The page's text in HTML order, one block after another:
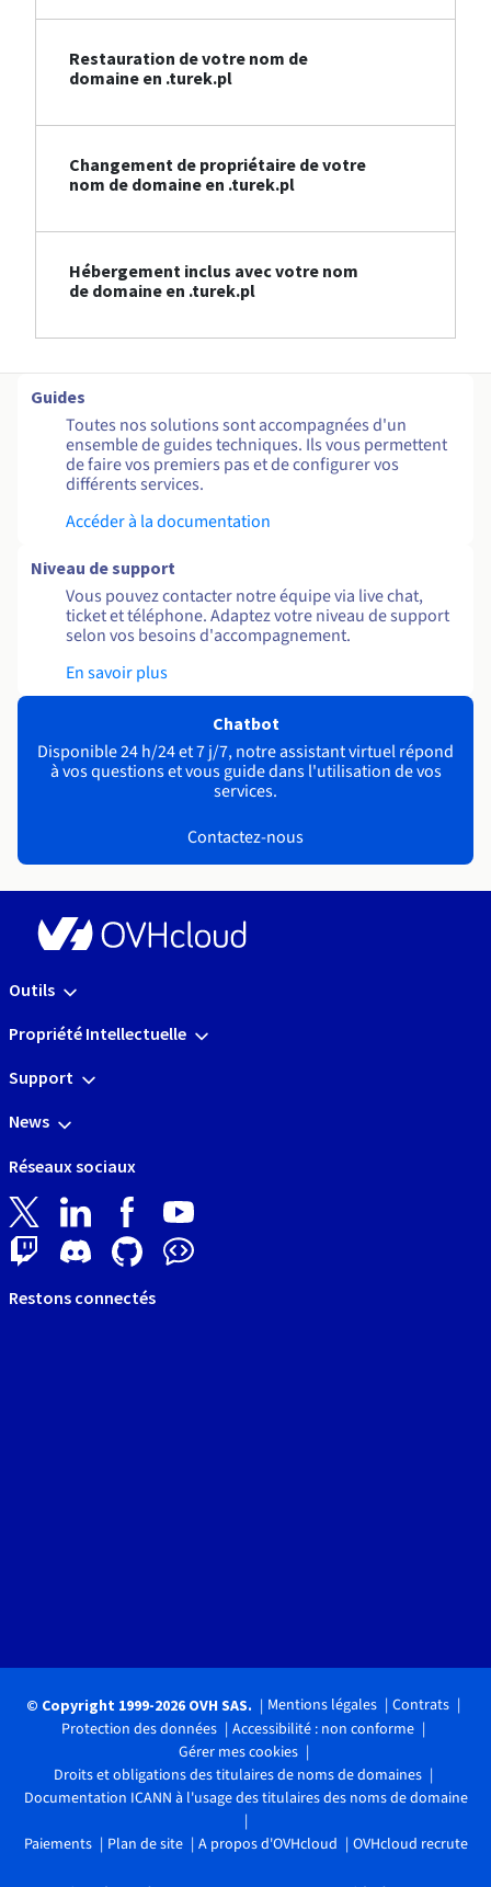
Restauration de votre nom de
domaine en .turek.pl
Changement de propriétaire de votre
nom de domaine en .turek.pl
Hébergement inclus avec votre nom
de domaine en .turek.pl
Guides
Toutes nos solutions sont accompagnées d'un
ensemble de guides techniques. Ils vous permettent
de faire vos premiers pas et de configurer vos
différents services.
Accéder à la documentation
Niveau de support
Vous pouvez contacter notre équipe via live chat,
ticket et téléphone. Adaptez votre niveau de support
selon vos besoins d'accompagnement.
En savoir plus
Chatbot
Disponible 24 h/24 et 7 j/7, notre assistant virtuel répond
à vos questions et vous guide dans l'utilisation de vos
services.
Contactez-nous
Outils
Propriété Intellectuelle
Support
News
Réseaux sociaux
Restons connectés
© Copyright 1999-2026 OVH SAS. Mentions légales
Contrats
Protection des données
Accessibilité : non conforme
Gérer mes cookies
Droits et obligations des titulaires de noms de domaines
Documentation ICANN à l'usage des titulaires des noms de domaine
Paiements Plan de site A propos d'OVHcloud OVHcloud recrute